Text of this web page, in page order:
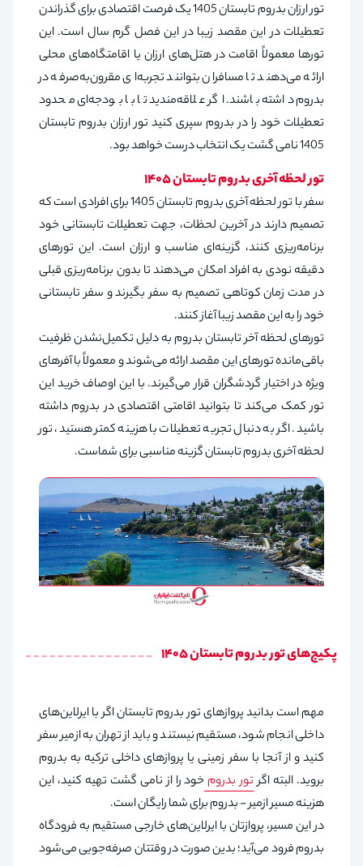
تور ارزان بدروم تابستان 1405 یک فرصت اقتصادی برای گذراندن
تعطیلات در این مقصد زیبا در این فصل گرم سال است. این
تورها معمولاً اقامت در هتل‌های ارزان یا اقامتگاه‌های محلی
ارائه می‌دهند تا مسافران بتوانند تجربه‌ای مقرون‌به‌صرفه در
بدروم داشته باشند. اگر علاقه‌مندید تا با بودجه‌ای محدود
تعطیلات خود را در بدروم سپری کنید تور ارزان بدروم تابستان
1405 نامی گشت یک انتخاب درست خواهد بود.
تور لحظه آخری بدروم تابستان 1405
سفر با تور لحظه آخری بدروم تابستان 1405 برای افرادی است که
تصمیم دارند در آخرین لحظات، جهت تعطیلات تابستانی خود
برنامه‌ریزی کنند، گزینه‌ای مناسب و ارزان است. این تورهای
دقیقه نودی به افراد امکان می‌دهند تا بدون برنامه‌ریزی قبلی
در مدت زمان کوتاهی تصمیم به سفر بگیرند و سفر تابستانی
خود را به این مقصد زیبا آغاز کنند.
تورهای لحظه آخر تابستان بدروم به دلیل تکمیل‌نشدن ظرفیت
باقی‌مانده تورهای این مقصد ارائه می‌شوند و معمولاً با آفرهای
ویژه در اختیار گردشگران قرار می‌گیرند. با این اوصاف خرید این
تور کمک می‌کند تا بتوانید اقامتی اقتصادی در بدروم داشته
باشید. اگر به دنبال تجربه تعطیلات با هزینه کمتر هستید، تور
لحظه آخری بدروم تابستان گزینه مناسبی برای شماست.
پکیج‌های تور بدروم تابستان 1405
مهم است بدانید پروازهای تور بدروم تابستان اگر با ایرلاین‌های
داخلی انجام شود، مستقیم نیستند و باید از تهران به ازمیر سفر
کنید و از آنجا با سفر زمینی یا پروازهای داخلی ترکیه به بدروم
بروید. البته اگرتور بدروم خود را از نامی گشت تهیه کنید، این
هزینه مسیر ازمیر - بدروم برای شما رایگان است.
در این مسیر، پروازتان با ایرلاین‌های خارجی مستقیم به فرودگاه
بدروم فرود می‌آید؛ بدین صورت در وقتتان صرفه‌جویی می‌شود